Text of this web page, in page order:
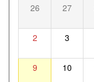
26 27
2 3
9 10